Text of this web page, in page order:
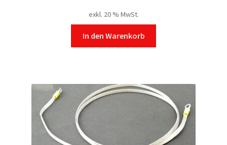
exkl. 20 % MwSt.
In den Warenkorb